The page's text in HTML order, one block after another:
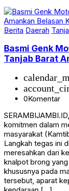
Berita Daerah
Basmi Genk
Tanjab Barat
0Komentar
komitmen dalam
masyarakat
Langkah tegas ini
meresahkan dari
knalpot brong
khususnya pada
tersebut, aparat